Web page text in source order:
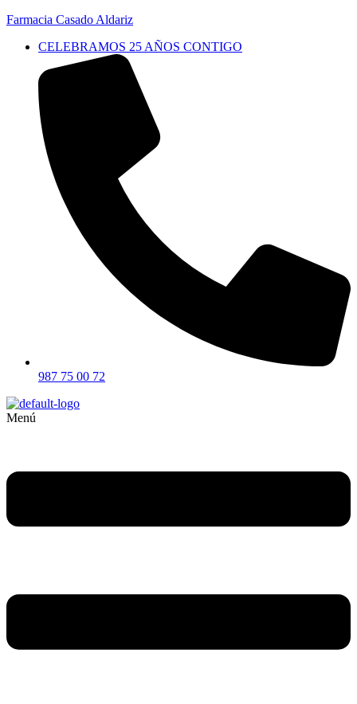
Farmacia Casado Aldariz
CELEBRAMOS 25 AÑOS CONTIGO
987 75 00 72
Menú